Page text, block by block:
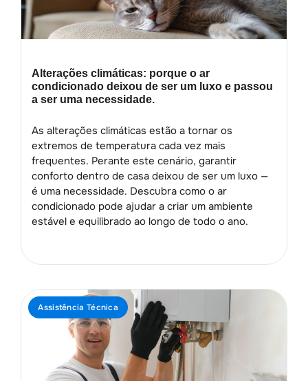
Alterações climáticas: porque o ar
condicionado deixou de ser um luxo e passou
a ser uma necessidade.
As alterações climáticas estão a tornar os
extremos de temperatura cada vez mais
frequentes. Perante este cenário, garantir
conforto dentro de casa deixou de ser um luxo —
é uma necessidade. Descubra como o ar
condicionado pode ajudar a criar um ambiente
estável e equilibrado ao longo de todo o ano.
Assistência Técnica